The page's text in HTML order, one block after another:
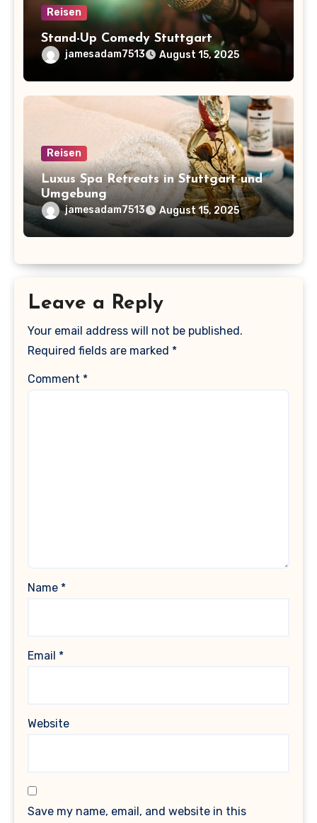
Reisen
Stand-Up Comedy Stuttgart
jamesadam7513 August 15, 2025
Reisen
Luxus Spa Retreats in Stuttgart und
Umgebung
jamesadam7513 August 15, 2025
Leave a Reply
Your email address will not be published.
Required fields are marked *
Comment *
Name *
Email *
Website
Save my name, email, and website in this